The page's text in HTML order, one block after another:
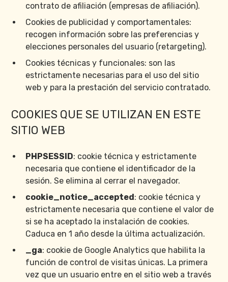
contrato de afiliación (empresas de afiliación).
Cookies de publicidad y comportamentales:
recogen información sobre las preferencias y
elecciones personales del usuario (retargeting).
Cookies técnicas y funcionales: son las
estrictamente necesarias para el uso del sitio
web y para la prestación del servicio contratado.
COOKIES QUE SE UTILIZAN EN ESTE
SITIO WEB
PHPSESSID: cookie técnica y estrictamente
necesaria que contiene el identificador de la
sesión. Se elimina al cerrar el navegador.
cookie_notice_accepted : cookie técnica y
estrictamente necesaria que contiene el valor de
si se ha aceptado la instalación de cookies.
Caduca en 1 año desde la última actualización.
_ga: cookie de Google Analytics que habilita la
función de control de visitas únicas. La primera
vez que un usuario entre en el sitio web a través